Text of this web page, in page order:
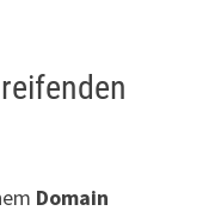
Domain